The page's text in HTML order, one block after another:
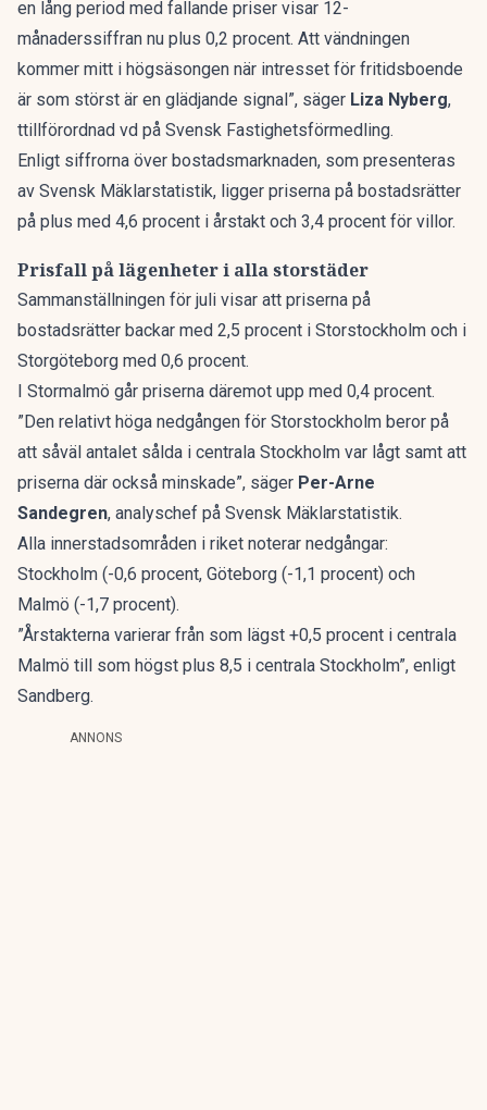
en lång period med fallande priser visar 12-
månaderssiffran nu plus 0,2 procent. Att vändningen
kommer mitt i högsäsongen när intresset för fritidsboende
är som störst är en glädjande signal”, säger Liza Nyberg,
ttillförordnad vd på Svensk Fastighetsförmedling.
Enligt siffrorna över bostadsmarknaden, som presenteras
av Svensk Mäklarstatistik, ligger priserna på bostadsrätter
på plus med 4,6 procent i årstakt och 3,4 procent för villor.
Prisfall på lägenheter i alla storstäder
Sammanställningen för juli visar att priserna på
bostadsrätter backar med 2,5 procent i Storstockholm och i
Storgöteborg med 0,6 procent.
I Stormalmö går priserna däremot upp med 0,4 procent.
”Den relativt höga nedgången för Storstockholm beror på
att såväl antalet sålda i centrala Stockholm var lågt samt att
priserna där också minskade”, säger Per-Arne
Sandegren, analyschef på Svensk Mäklarstatistik.
Alla innerstadsområden i riket noterar nedgångar:
Stockholm (-0,6 procent, Göteborg (-1,1 procent) och
Malmö (-1,7 procent).
”Årstakterna varierar från som lägst +0,5 procent i centrala
Malmö till som högst plus 8,5 i centrala Stockholm”, enligt
Sandberg.
ANNONS